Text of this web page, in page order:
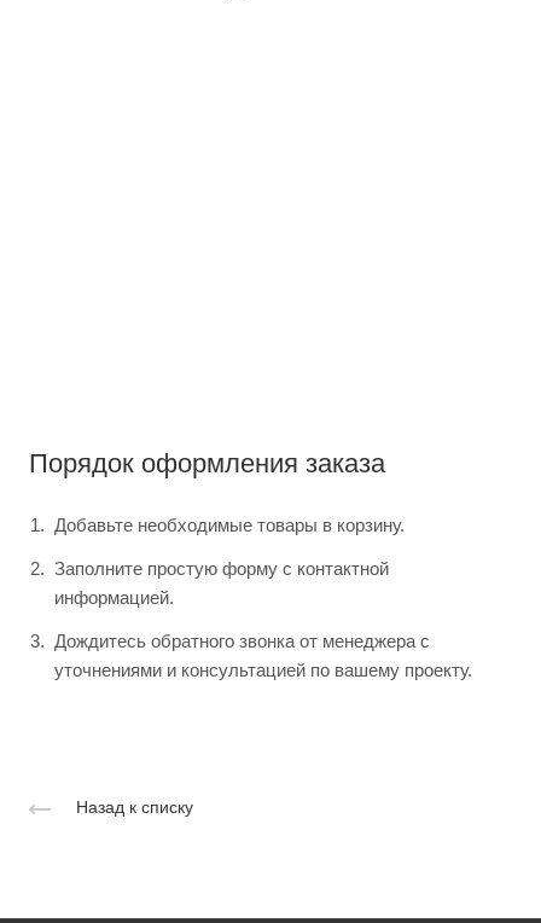
Порядок оформления заказа
Добавьте необходимые товары в корзину.
Заполните простую форму с контактной
информацией.
Дождитесь обратного звонка от менеджера с
уточнениями и консультацией по вашему проекту.
Назад к списку